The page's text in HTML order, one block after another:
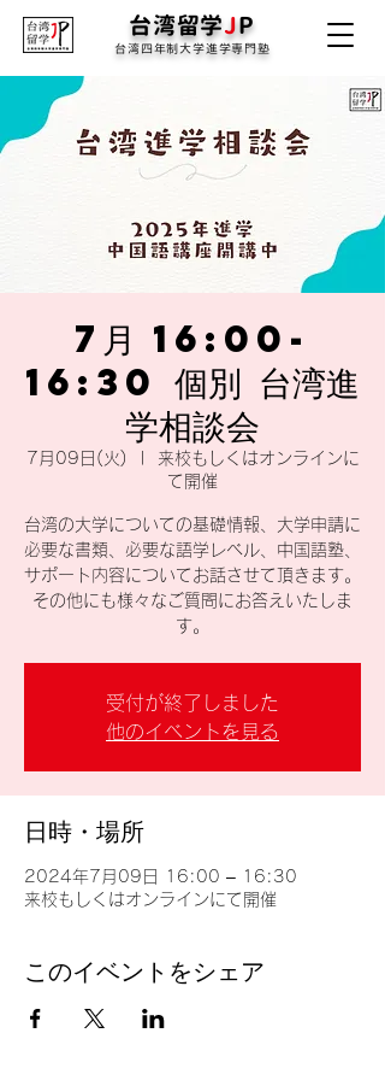
台湾留学JP
台湾四年制大学進学専門塾
7月 16:00-
16:30 個別 台湾進
学相談会
7月09日(火)
来校もしくはオンラインに
て開催
台湾の大学についての基礎情報、大学申請に
必要な書類、必要な語学レベル、中国語塾、
サポート内容についてお話させて頂きます。
その他にも様々なご質問にお答えいたしま
す。
受付が終了しました
他のイベントを見る
日時・場所
2024年7月09日 16:00 – 16:30
来校もしくはオンラインにて開催
このイベントをシェア